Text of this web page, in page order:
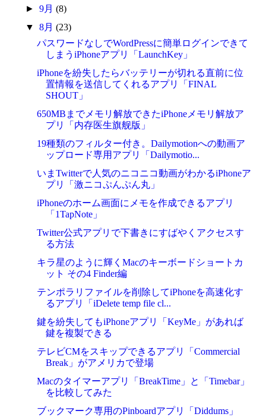
► 9月 (8)
▼ 8月 (23)
パスワードなしでWordPressに簡単ログインできて
しまうiPhoneアプリ「LaunchKey」
iPhoneを紛失したらバッテリーが切れる直前に位
置情報を送信してくれるアプリ「FINAL
SHOUT」
650MBまでメモリ解放できたiPhoneメモリ解放ア
プリ「内存医生旗舰版」
19種類のフィルター付き。Dailymotionへの動画ア
ップロード専用アプリ「Dailymotio...
いまTwitterで人気のニコニコ動画がわかるiPhoneア
プリ「激ニコぷんぷん丸」
iPhoneのホーム画面にメモを作成できるアプリ
「1TapNote」
Twitter公式アプリで下書きにすばやくアクセスす
る方法
キラ星のように輝くMacのキーボードショートカ
ット その4 Finder編
テンポラリファイルを削除してiPhoneを高速化す
るアプリ「iDelete temp file cl...
鍵を紛失してもiPhoneアプリ「KeyMe」があれば
鍵を複製できる
テレビCMをスキップできるアプリ「Commercial
Break」がアメリカで登場
Macのタイマーアプリ「BreakTime」と「Timebar」
を比較してみた
ブックマーク専用のPinboardアプリ「Diddums」